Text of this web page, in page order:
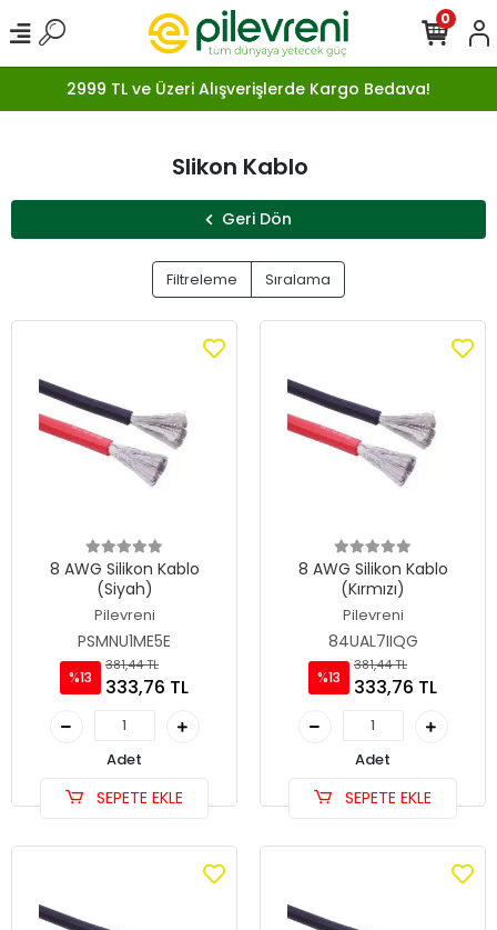
2999 TL ve Üzeri Alışverişlerde Kargo Bedava!
0
Slikon Kablo
Geri Dön
Filtreleme Sıralama
8 AWG Silikon Kablo
(Siyah)
Pilevreni
PSMNU1ME5E
%13
381,44 TL
333,76 TL
Adet
SEPETE EKLE
8 AWG Silikon Kablo
(Kırmızı)
Pilevreni
84UAL7IIQG
%13
381,44 TL
333,76 TL
Adet
SEPETE EKLE